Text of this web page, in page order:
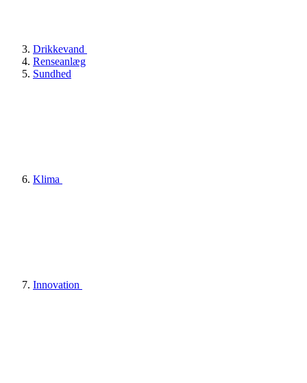
Drikkevand
Renseanlæg
Sundhed
Klima
Innovation